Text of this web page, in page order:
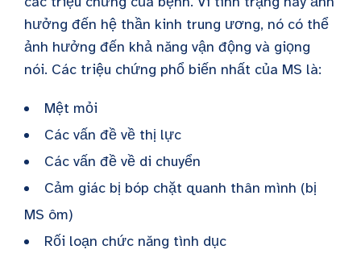
hưởng đến hệ thần kinh trung ương, nó có thể
ảnh hưởng đến khả năng vận động và giọng
nói. Các triệu chứng phổ biến nhất của MS là:
Mệt mỏi
Các vấn đề về thị lực
Các vấn đề về di chuyển
Cảm giác bị bóp chặt quanh thân mình (bị
MS ôm)
Rối loạn chức năng tình dục